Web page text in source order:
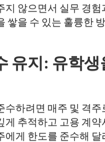
지 않으면서 실무 경험
쌓을 수 있는 훌륭한
유지: 유학생
수하려면 매주 및 격주
게 추적하고 고용 계약
에게 한도를 준수해 달